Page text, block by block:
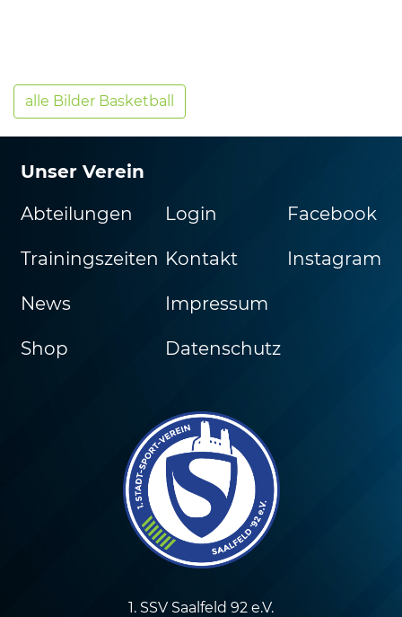
alle Bilder Basketball
Unser Verein
Abteilungen
Trainingszeiten
News
Shop
Login
Kontakt
Impressum
Datenschutz
Facebook
Instagram
1. SSV Saalfeld 92 e.V.